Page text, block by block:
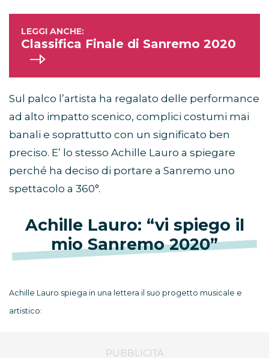
Classifica Finale di Sanremo 2020
Sul palco l’artista ha regalato delle performance
ad alto impatto scenico, complici costumi mai
banali e soprattutto con un significato ben
preciso. E’ lo stesso Achille Lauro a spiegare
perché ha deciso di portare a Sanremo uno
spettacolo a 360°.
Achille Lauro: “vi spiego il
mio Sanremo 2020”
Achille Lauro spiega in una lettera il suo progetto musicale e
artistico: